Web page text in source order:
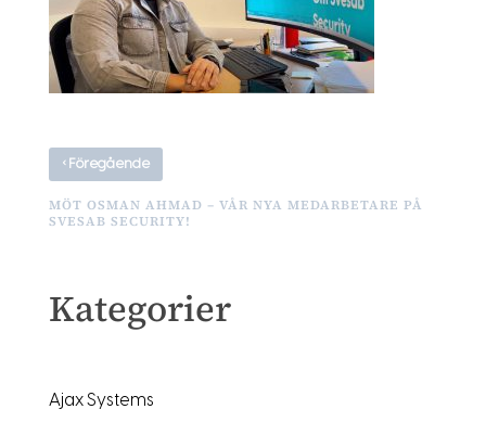
‹Föregående
MÖT OSMAN AHMAD – VÅR NYA MEDARBETARE PÅ
SVESAB SECURITY!
Kategorier
Ajax Systems